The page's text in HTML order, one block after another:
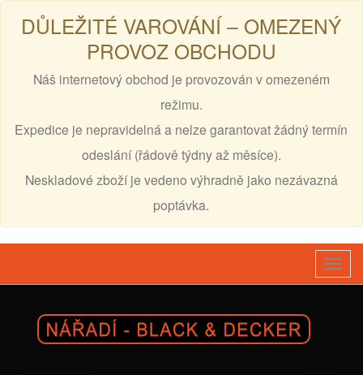
DŮLEŽITÉ VAROVÁNÍ – OMEZENÝ
PROVOZ OBCHODU
Náš internetový obchod je provozován v omezeném
režimu.
Expedice je nepravidelná a nelze garantovat žádný termín
odeslání (řádově týdny až měsíce).
Neskladové zboží je vedeno výhradně jako nezávazná
poptávka.